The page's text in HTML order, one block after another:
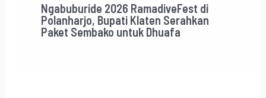
Ngabuburide 2026 RamadiveFest di
Polanharjo, Bupati Klaten Serahkan
Paket Sembako untuk Dhuafa